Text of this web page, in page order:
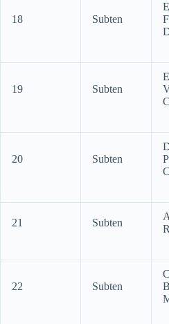
18 Subten
19 Subten
20 Subten
21 Subten
22 Subten